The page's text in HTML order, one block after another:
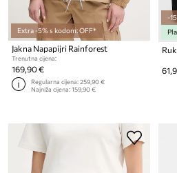
Extra -5% s kodom: OFF*
Jakna Napapijri Rainforest
Trenutna cijena:
169,90 €
Regularna cijena:259,90 €
Najniža cijena:159,90 €
-